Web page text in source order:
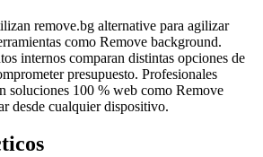
remove.bg alternative para agilizar
como Remove background.
internos comparan distintas opciones de
presupuesto. Profesionales
soluciones 100 % web como Remove
desde cualquier dispositivo.